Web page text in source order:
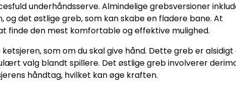
underhåndsserve. Almindelige grebsversioner
det østlige greb, som kan skabe en fladere bane. At
finde den mest komfortable og effektive mulighed.
som om du skal give hånd. Dette greb er alsidigt
valg blandt spillere. Det østlige greb involverer
håndtag, hvilket kan øge kraften.